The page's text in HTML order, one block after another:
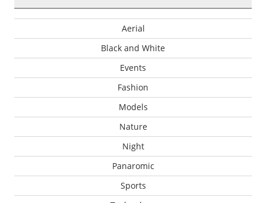
Aerial
Black and White
Events
Fashion
Models
Nature
Night
Panaromic
Sports